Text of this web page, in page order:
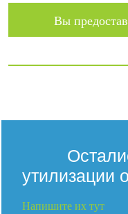
Вы
утилизации
Напишите их тут